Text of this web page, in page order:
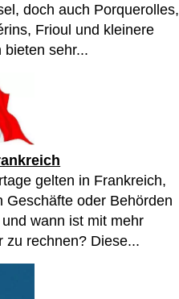
doch auch Porquerolles,
Frioul und kleinere
bieten sehr...
gelten in Frankreich,
Geschäfte oder Behörden
wann ist mit mehr
zu rechnen? Diese...